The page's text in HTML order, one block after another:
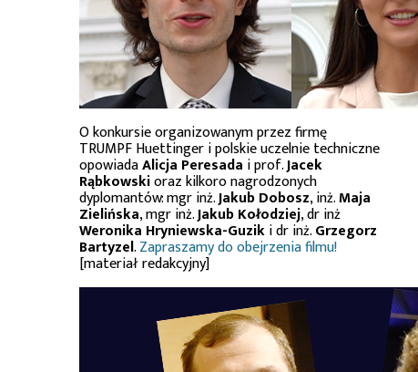
O konkursie organizowanym przez firmę
TRUMPF Huettinger i polskie uczelnie techniczne
opowiadaAlicja Peresada i prof.Jacek
Rąbkowskioraz kilkoro nagrodzonych
dyplomantów: mgr inż.Jakub Dobosz, inż.Maja
Zielińska, mgr inż.Jakub Kołodziej, dr inż
Weronika Hryniewska-Guziki dr inż.Grzegorz
Bartyzel.Zapraszamy do obejrzenia filmu!
[materiał redakcyjny]